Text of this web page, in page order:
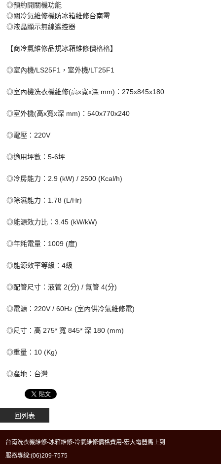
◎預約開關機功能
◎關冷氣維修機防冰箱維修台南霉
◎液晶顯示無線遙控器
【商冷氣維修品規冰箱維修價格格】
◎室內機/LS25F1，室外機/LT25F1
◎室內機洗衣機維修(高x寬x深 mm)：275x845x180
◎室外機(高x寬x深 mm)：540x770x240
◎電壓：220V
◎適用坪數：5-6坪
◎冷房能力：2.9 (kW) / 2500 (Kcal/h)
◎除濕能力：1.78 (L/Hr)
◎能源效力比：3.45 (kW/kW)
◎年耗電量：1009 (度)
◎能源效率等級：4級
◎配管尺寸：液管 2(分) / 氣管 4(分)
◎電源：220V / 60Hz (室內供冷氣維修電)
◎尺寸：高 275* 寬 845* 深 180 (mm)
◎重量：10 (Kg)
◎產地：台灣
回列表
台南洗衣機維修-冰箱維修-冷氣維修價格費用-宏大電器馬上到
服務專線:(06)209-7575